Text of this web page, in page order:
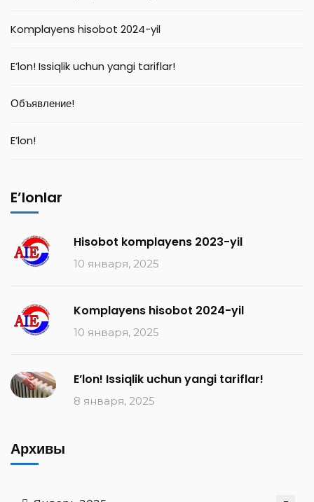
Komplayens hisobot 2024-yil
E’lon! Issiqlik uchun yangi tariflar!
Объявление!
E’lon!
E’lonlar
Hisobot komplayens 2023-yil
10 января, 2025
Komplayens hisobot 2024-yil
10 января, 2025
E’lon! Issiqlik uchun yangi tariflar!
8 января, 2025
Архивы